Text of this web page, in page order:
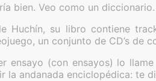
bien. Veo como un diccionario.
Huchín, su libro contiene
un conjunto de CD’s de
ensayo (con ensayos) lo
la andanada enciclopédica: te